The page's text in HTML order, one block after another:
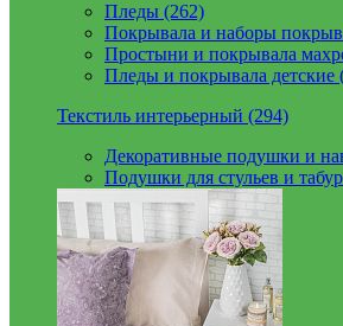
Пледы (262)
Покрывала и наборы
Простыни и покрывала
Пледы и покрывала детские
Текстиль интерьерный (294)
Декоративные подушки и
Подушки для стульев и